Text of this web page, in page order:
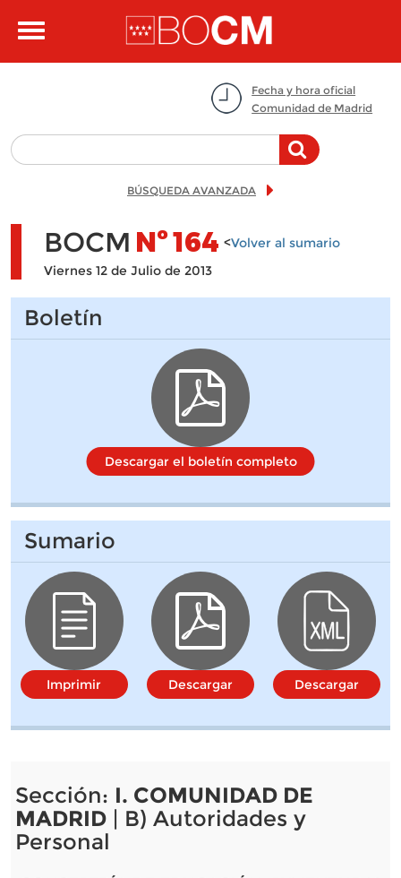
Toggle
Fecha y hora oficial
Comunidad de Madrid
BÚSQUEDA AVANZADA
BOCM Nº164 <Volver al sumario
Viernes 12 de Julio de 2013
Boletín
Descargar el boletín completo
Sumario
Imprimir Descargar Descargar
Sección: I. COMUNIDAD DE
MADRID| B) Autoridades y
Personal